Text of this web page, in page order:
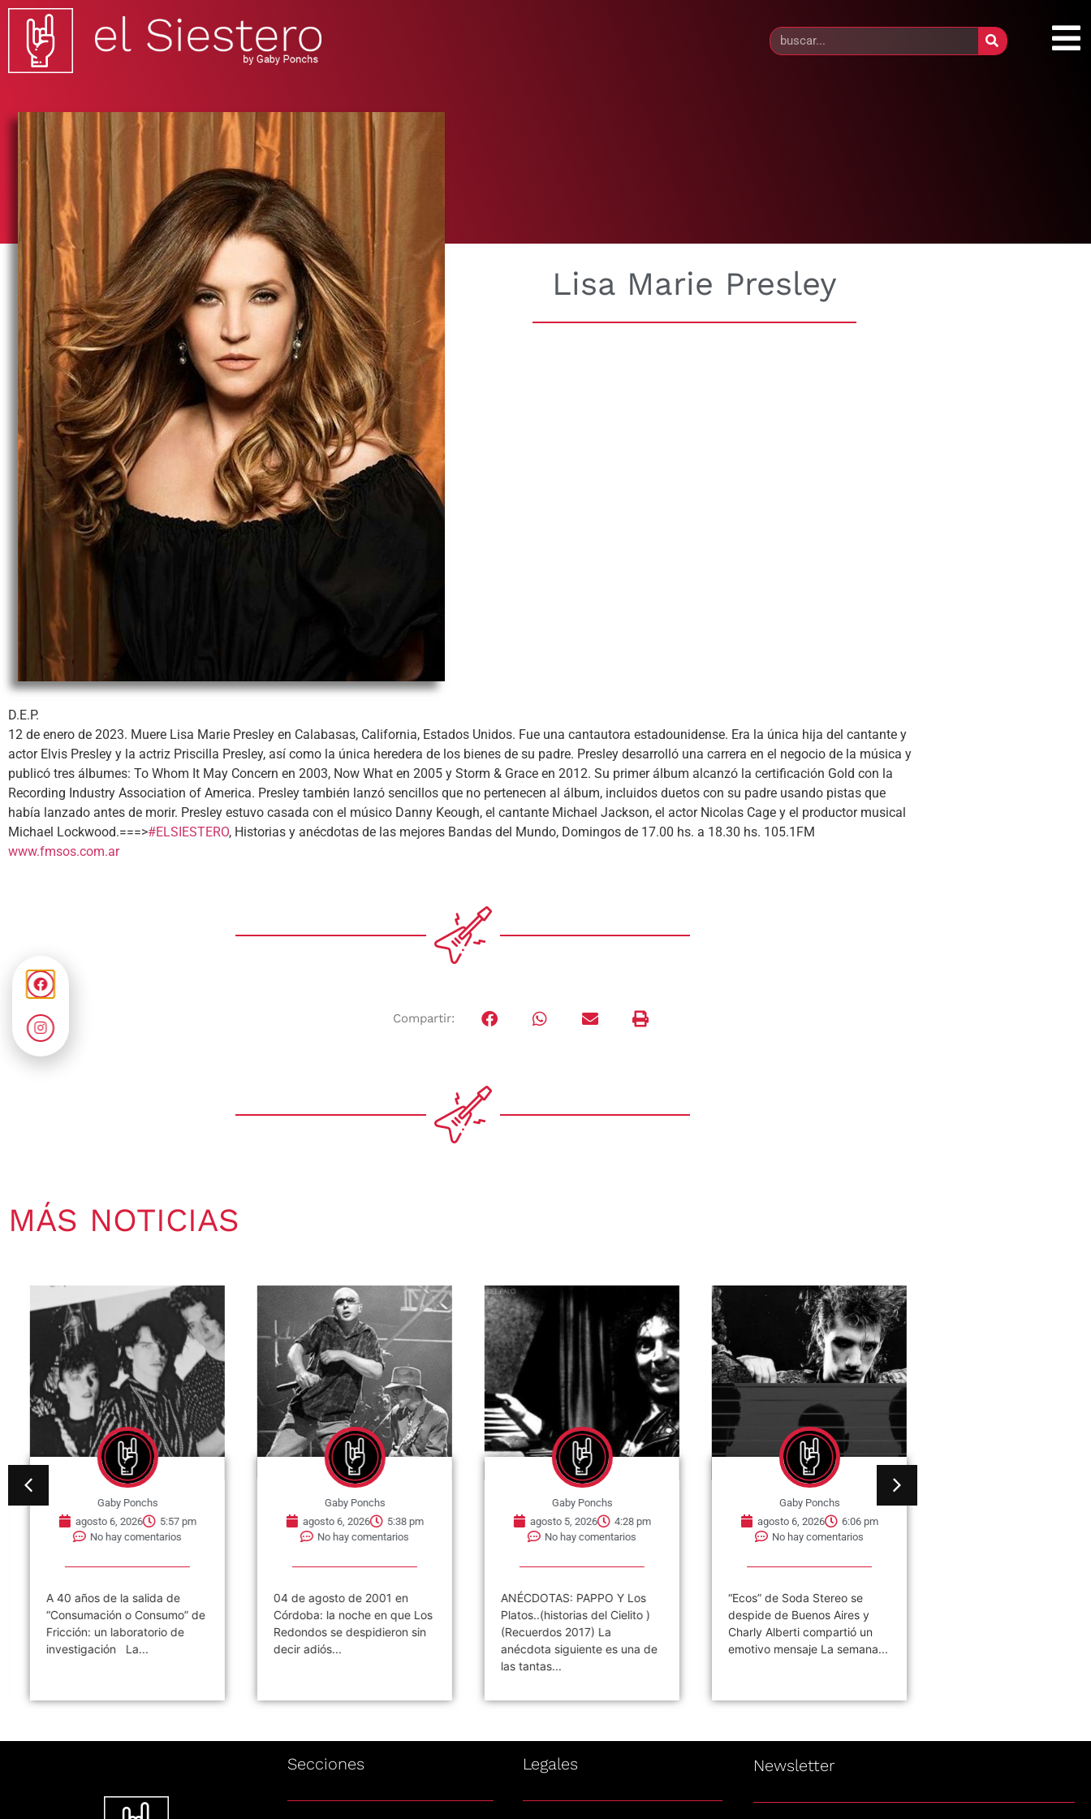
Lisa Marie Presley
D.E.P.
12 de enero de 2023. Muere Lisa Marie Presley en Calabasas, California, Estados Unidos. Fue una cantautora estadounidense. Era la única hija del cantante y
actor Elvis Presley y la actriz Priscilla Presley, así como la única heredera de los bienes de su padre. Presley desarrolló una carrera en el negocio de la música y
publicó tres álbumes: To Whom It May Concern en 2003, Now What en 2005 y Storm & Grace en 2012. Su primer álbum alcanzó la certificación Gold con la
Recording Industry Association of America. Presley también lanzó sencillos que no pertenecen al álbum, incluidos duetos con su padre usando pistas que
había lanzado antes de morir. Presley estuvo casada con el músico Danny Keough, el cantante Michael Jackson, el actor Nicolas Cage y el productor musical
Michael Lockwood.===>#ELSIESTERO, Historias y anécdotas de las mejores Bandas del Mundo, Domingos de 17.00 hs. a 18.30 hs. 105.1FM
www.fmsos.com.ar
Compartir:
MÁS NOTICIAS
Gaby Ponchs
agosto 6, 2026
5:57 pm
No hay comentarios
A 40 años de la salida de
“Consumación o Consumo” de
Fricción: un laboratorio de
investigación La...
Gaby Ponchs
agosto 6, 2026
5:38 pm
No hay comentarios
04 de agosto de 2001 en
Córdoba: la noche en que Los
Redondos se despidieron sin
decir adiós...
Gaby Ponchs
agosto 5, 2026
4:28 pm
No hay comentarios
ANÉCDOTAS: PAPPO Y Los
Platos..(historias del Cielito )
(Recuerdos 2017) La
anécdota siguiente es una de
las tantas...
Gaby Ponchs
agosto 6, 2026
6:06 pm
No hay comentarios
“Ecos” de Soda Stereo se
despide de Buenos Aires y
Charly Alberti compartió un
emotivo mensaje La semana...
Secciones Legales Newsletter